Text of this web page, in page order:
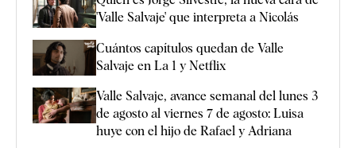
'Valle Salvaje' que interpreta a Nicolás
Cuántos capítulos quedan de Valle
Salvaje en La 1 y Netflix
Valle Salvaje, avance semanal del lunes 3
de agosto al viernes 7 de agosto: Luisa
huye con el hijo de Rafael y Adriana